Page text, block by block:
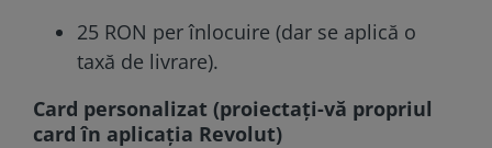
25 RON per înlocuire (dar se aplică o
taxă de livrare).
Card personalizat (proiectați-vă propriul
card în aplicația Revolut)